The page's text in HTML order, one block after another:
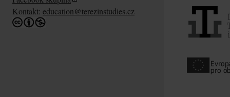
Kontakt: education@terezinstudies.cz